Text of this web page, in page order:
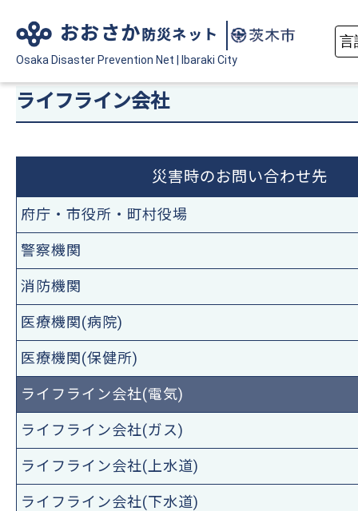
おおさか 防災ネット
Osaka Disaster Prevention Net Ibaraki City
ライフライン会社
災害時のお問い合わせ先
府庁・市役所・町村役場
警察機関
消防機関
医療機関(病院)
医療機関(保健所)
ライフライン会社(電気)
ライフライン会社(ガス)
ライフライン会社(上水道)
ライフライン会社(下水道)